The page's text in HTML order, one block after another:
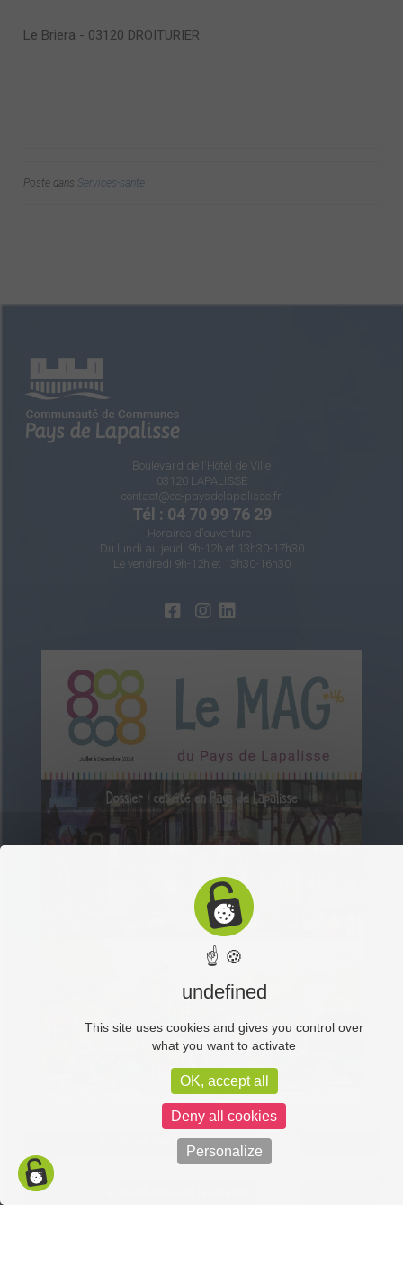
Le Briera - 03120 DROITURIER
Posté dans Services-sante
Boulevard de l'Hôtel de Ville
03120 LAPALISSE
contact@cc-paysdelapalisse.fr
Tél : 04 70 99 76 29
Horaires d'ouverture :
Du lundi au jeudi 9h-12h et 13h30-17h30
Le vendredi 9h-12h et 13h30-16h30
Facebook (like box) is disabled. Allow
☝ 🍪
undefined
This site uses cookies and gives you control over
what you want to activate
OK, accept all
Deny all cookies
Personalize